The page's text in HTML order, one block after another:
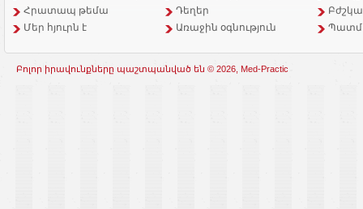
Հրատապ թեմա
Դեղեր
Մեր հյուրն է
Առաջին օգնություն
Բոլոր իրավունքները պաշտպանված են © 2026, Med-Practic